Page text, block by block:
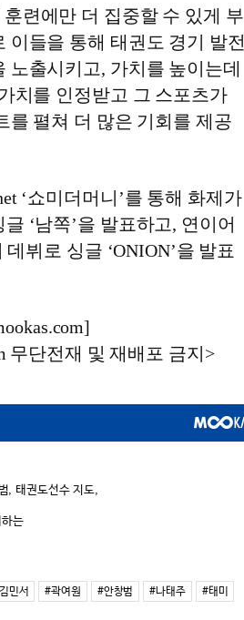
련에만 더 집중할 수 있게 부
이들을 통해 태권도 경기 발전
출시키고, 가치를 높이는데
치를 인정받고 그 스포츠가
를 펼쳐 더 많은 기회를 제공
‘쇼미더머니’를 통해 화제가
‘남쪽’을 발표하고, 연이어
뷔로 싱글 ‘ONION’을 발표
무단전재 및 재배포 금지>
, 태권도선수 지도,
는
민서 #곽여원 #안창범 #나태주 #태미